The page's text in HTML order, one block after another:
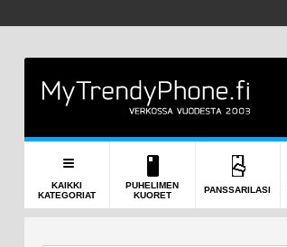
KAIKKI
KATEGORIAT
PUHELIMEN
KUORET
PANSSARILASI